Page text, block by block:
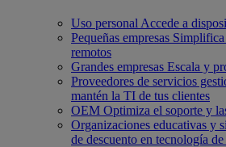
Uso personal Accede a
Pequeñas empresas Simplifica
remotos
Grandes empresas Escala y
Proveedores de servicios
mantén la TI de tus clientes
OEM Optimiza el soporte y
Organizaciones educativas y
de descuento en tecnología